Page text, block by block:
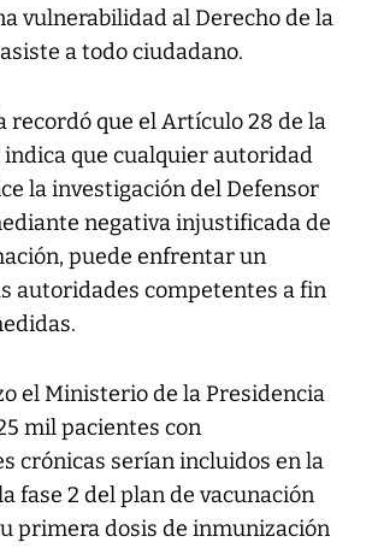
vulnerabilidad al Derecho de la
a todo ciudadano.
recordó que el Artículo 28 de la
indica que cualquier autoridad
la investigación del Defensor
negativa injustificada de
puede enfrentar un
autoridades competentes a fin
el Ministerio de la Presidencia
mil pacientes con
crónicas serían incluidos en la
fase 2 del plan de vacunación
primera dosis de inmunización